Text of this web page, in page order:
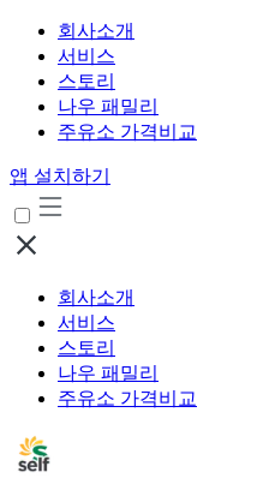
회사소개
서비스
스토리
나우 패밀리
주유소 가격비교
앱 설치하기
회사소개
서비스
스토리
나우 패밀리
주유소 가격비교